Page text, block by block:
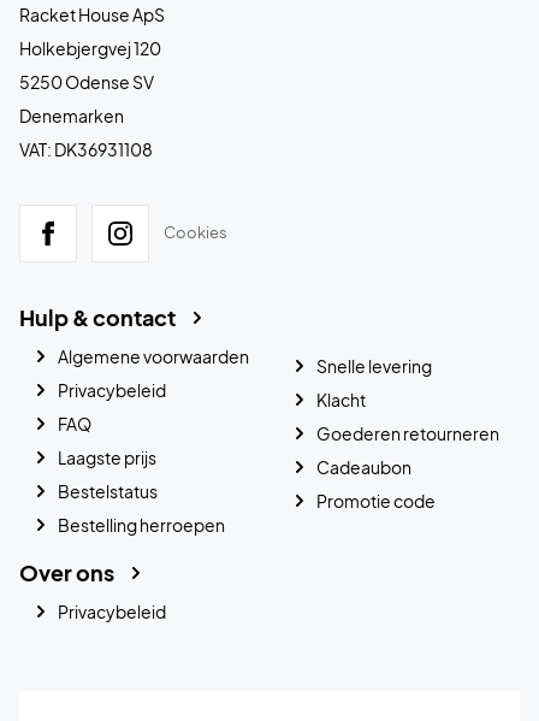
Racket House ApS
Holkebjergvej 120
5250 Odense SV
Denemarken
VAT: DK36931108
Cookies
Hulp & contact
Algemene voorwaarden
Privacybeleid
FAQ
Laagste prijs
Bestelstatus
Bestelling herroepen
Snelle levering
Klacht
Goederen retourneren
Cadeaubon
Promotie code
Over ons
Privacybeleid